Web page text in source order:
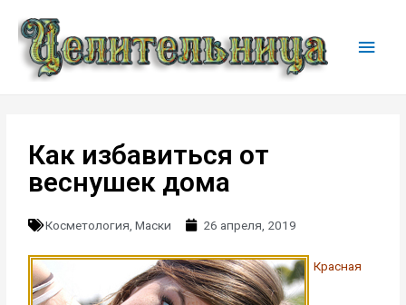
Как избавиться от
веснушек дома
Косметология ,Маски 26 апреля, 2019
Красная